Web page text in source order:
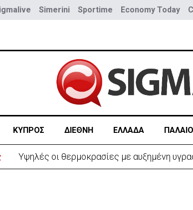
Simerini Sportime Economy Today
ΚΥΠΡΟΣ ΔΙΕΘΝΗ ΕΛΛΑΔΑ
Υψηλές οι θερμοκρασίες με αυξημένη